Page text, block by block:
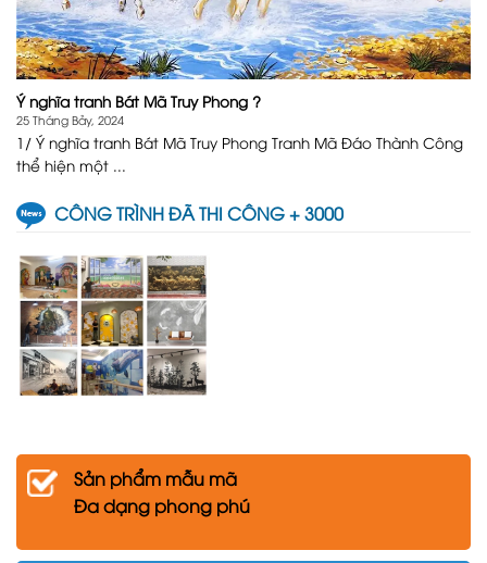
Ý nghĩa tranh Bát Mã Truy Phong ?
25 Tháng Bảy, 2024
1/ Ý nghĩa tranh Bát Mã Truy Phong Tranh Mã Đáo Thành Công
thể hiện một ...
CÔNG TRÌNH ĐÃ THI CÔNG + 3000
Sản phẩm mẫu mã
Đa dạng phong phú